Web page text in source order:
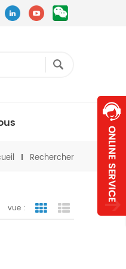
Rechercher
vue : vue de la grille
vue de liste